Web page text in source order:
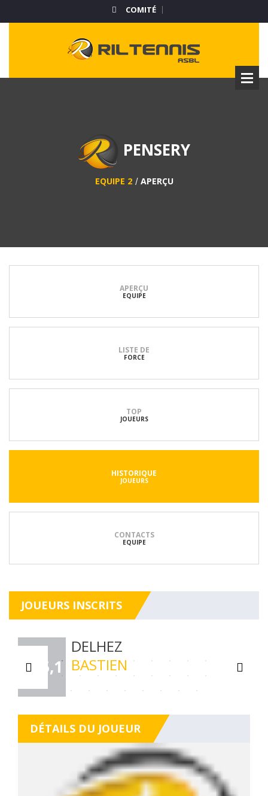
COMITÉ
PENSERY
EQUIPE 2 APERÇU
APERÇU
EQUIPE
LISTE DE
FORCE
TOP
JOUEURS
HISTORIQUE
JOUEURS
CONTACTS
EQUIPE
JOUEURS INSCRITS
C15,1
DELHEZ
BASTIEN
DÉTAILS DU JOUEUR